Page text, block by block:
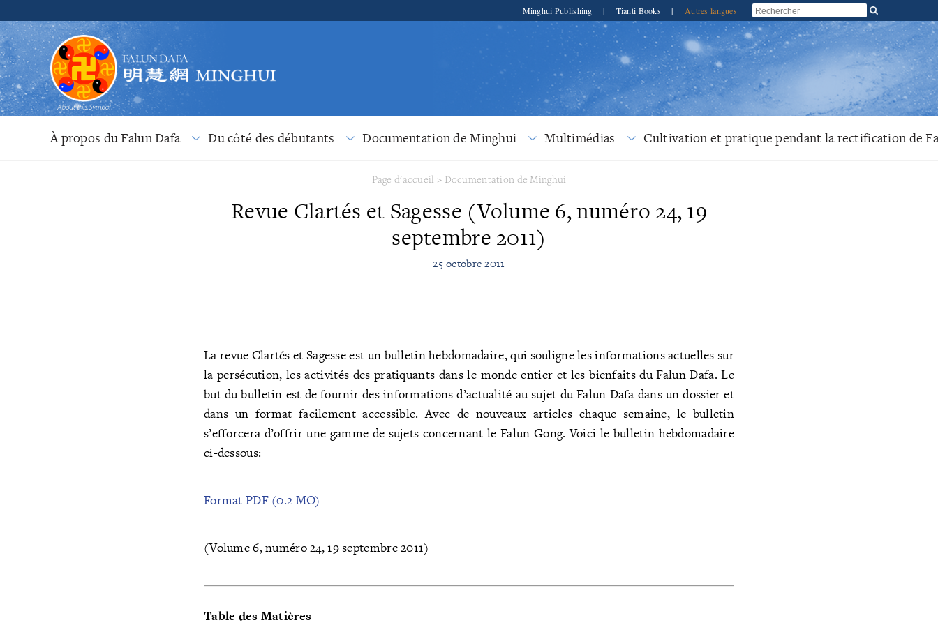
Minghui Publishing | Tianti Books | Autres langues
À propos du Falun Dafa Du côté des débutants Documentation de Minghui Multimédias Cultivation et pratique pendant la rectification de
Page d'accueil > Documentation de Minghui
Revue Clartés et Sagesse (Volume 6, numéro 24, 19
septembre 2011)
25 octobre 2011
La revue Clartés et Sagesse est un bulletin hebdomadaire, qui souligne les informations actuelles sur
la persécution, les activités des pratiquants dans le monde entier et les bienfaits du Falun Dafa. Le
but du bulletin est de fournir des informations d’actualité au sujet du Falun Dafa dans un dossier et
dans un format facilement accessible. Avec de nouveaux articles chaque semaine, le bulletin
s’efforcera d’offrir une gamme de sujets concernant le Falun Gong. Voici le bulletin hebdomadaire
ci-dessous:
Format PDF (0.2 MO)
(Volume 6, numéro 24, 19 septembre 2011)
Table des Matières